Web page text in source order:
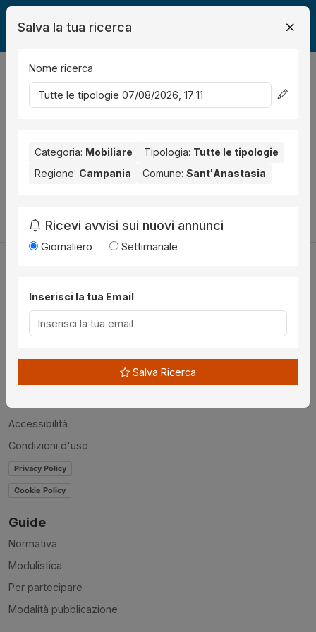
Legalmente Mobili
risultati Ordina per
Nessun risultato per la Provincia selezionata: Napoli.
Prova a modificare i parametri di ricerca:
Utilità
Chi siamo
Disclaimer
Accessibilità
Condizioni d'uso
Privacy Policy
Cookie Policy
Guide
Normativa
Modulistica
Per partecipare
Modalità pubblicazione
Salva la tua ricerca
Nome ricerca
Categoria: Mobiliare Tipologia: Tutte le tipologie
Regione: Campania Comune: Sant'Anastasia
Ricevi avvisi sui nuovi annunci
Giornaliero Settimanale
Inserisci la tua Email
Salva Ricerca